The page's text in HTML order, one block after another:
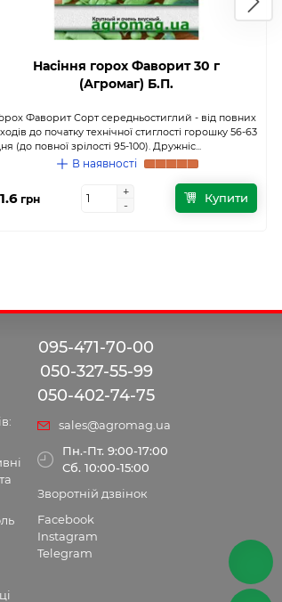
Насіння горох Фаворит 30 г
(Агромаг) Б.П.
Фаворит Сорт середньостиглий - від повних
до початку технічної стиглості горошку 56-63
(до повної зрілості 95-100). Дружніс...
В наявності
грн
+
-
+
-
Купити
095-471-70-00
050-327-55-99
050-402-74-75
sales@agromag.ua
Пн.-Пт. 9:00-17:00
Сб. 10:00-15:00
Зворотній дзвінок
Facebook
Instagram
Telegram